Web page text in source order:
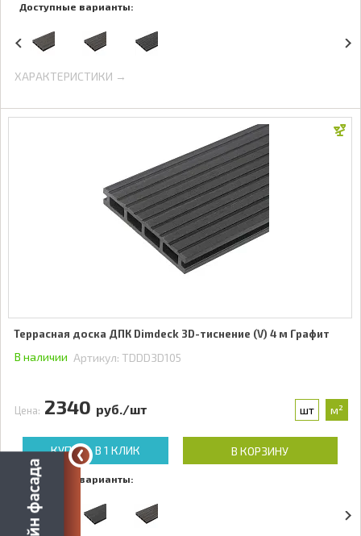
Доступные варианты:
ХАРАКТЕРИСТИКИ →
Террасная доска ДПК Dimdeck 3D-тиснение (V) 4 м Графит
В наличии Артикул: TDDD3D105
Цена: 2340 руб./шт шт м²
КУПИТЬ В 1 КЛИК В КОРЗИНУ
Доступные варианты: